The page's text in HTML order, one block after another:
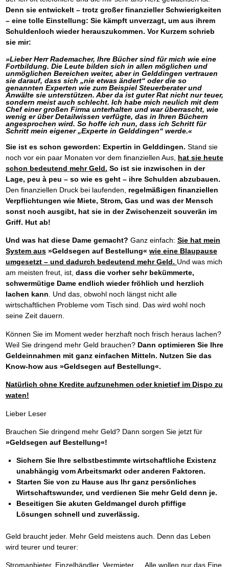
Denn sie entwickelt – trotz großer finanzieller Schwierigkeiten
– eine tolle Einstellung: Sie kämpft unverzagt, um aus ihrem
Schuldenloch wieder herauszukommen. Vor Kurzem schrieb
sie mir:
»Lieber Herr Rademacher, Ihre Bücher sind für mich wie eine
Fortbildung. Die Leute bilden sich in allen möglichen und
unmöglichen Bereichen weiter, aber in Gelddingen vertrauen
sie darauf, dass sich „nie etwas ändert“ oder die so
genannten Experten wie zum Beispiel Steuerberater und
Anwälte sie unterstützen. Aber da ist guter Rat nicht nur teuer,
sondern meist auch schlecht. Ich habe mich neulich mit dem
Chef einer großen Firma unterhalten und war überrascht, wie
wenig er über Detailwissen verfügte, das in Ihren Büchern
angesprochen wird. So hoffe ich nun, dass ich Schritt für
Schritt mein eigener „Experte in Gelddingen“ werde.«
Sie ist es schon geworden: Expertin in Gelddingen. Stand sie
noch vor ein paar Monaten vor dem finanziellen Aus, hat sie heute
schon bedeutend mehr Geld. So ist sie inzwischen in der
Lage, peu à peu – so wie es geht – ihre Schulden abzubauen.
Den finanziellen Druck bei laufenden, regelmäßigen finanziellen
Verpflichtungen wie Miete, Strom, Gas und was der Mensch
sonst noch ausgibt, hat sie in der Zwischenzeit souverän im
Griff. Hut ab!
Und was hat diese Dame gemacht? Ganz einfach: Sie hat mein
System aus »Geldsegen auf Bestellung« wie eine Blaupause
umgesetzt – und dadurch bedeutend mehr Geld. Und was mich
am meisten freut, ist, dass die vorher sehr bekümmerte,
schwermütige Dame endlich wieder fröhlich und herzlich
lachen kann. Und das, obwohl noch längst nicht alle
wirtschaftlichen Probleme vom Tisch sind. Das wird wohl noch
seine Zeit dauern.
Können Sie im Moment weder herzhaft noch frisch heraus lachen?
Weil Sie dringend mehr Geld brauchen? Dann optimieren Sie Ihre
Geldeinnahmen mit ganz einfachen Mitteln. Nutzen Sie das
Know-how aus »Geldsegen auf Bestellung«.
Natürlich ohne Kredite aufzunehmen oder knietief im Dispo zu
waten!
Lieber Leser
Brauchen Sie dringend mehr Geld? Dann sorgen Sie jetzt für
»Geldsegen auf Bestellung«!
Sichern Sie Ihre selbstbestimmte wirtschaftliche Existenz
unabhängig vom Arbeitsmarkt oder anderen Faktoren.
Starten Sie von zu Hause aus Ihr ganz persönliches
Wirtschaftswunder, und verdienen Sie mehr Geld denn je.
Beseitigen Sie akuten Geldmangel durch pfiffige
Lösungen schnell und zuverlässig.
Geld braucht jeder. Mehr Geld meistens auch. Denn das Leben
wird teurer und teurer:
Stromanbieter, Einzelhändler, Vermieter … Alle wollen nur das Eine